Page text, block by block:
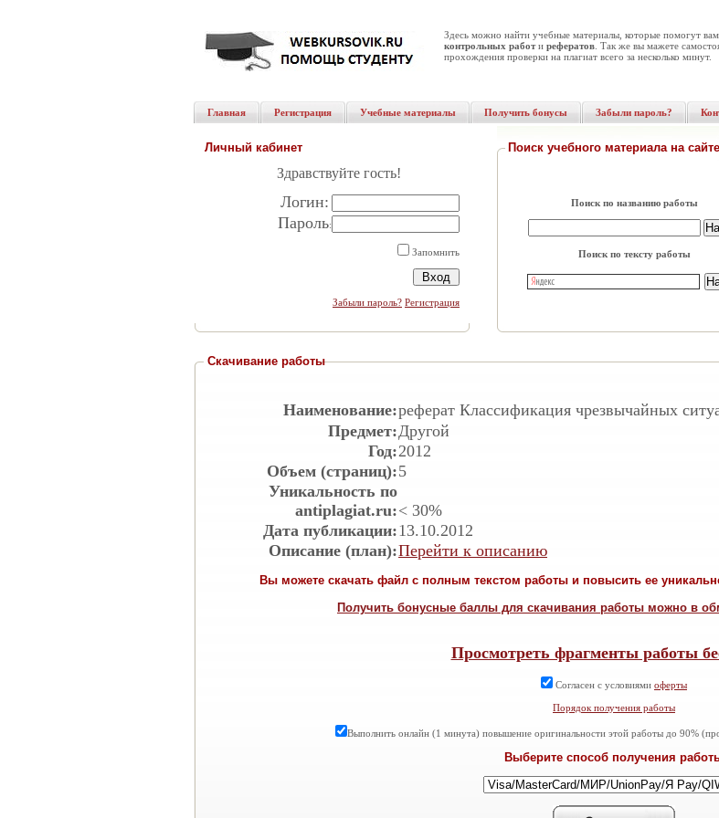
Здесь можно найти учебные материалы, которые помогут
контрольных работи рефератов . Так же вы мажете
прохождения проверки на плагиат всего за несколько минут.
Главная Регистрация Учебные материалы Получить бонусы Забыли пароль?
Личный кабинет
Здравствуйте гость!
Логин:
Пароль:
Запомнить
Забыли пароль? Регистрация
Поиск учебного материала на сайте
Поиск по названию работы
Поиск по тексту работы
Скачивание работы
Наименование:реферат Классификация чрезвычайных
Предмет:Другой
Год:2012
Объем (страниц):5
Уникальность по
antiplagiat.ru:< 30%
Дата публикации:13.10.2012
Описание (план):Перейти к описанию
Вы можете скачать файл с полным текстом работы и повысить ее
Получить бонусные баллы для скачивания работы можно в
Просмотреть фрагменты работы
Согласен с условиями оферты
Порядок получения работы
Выполнить онлайн (1 минута) повышение оригинальности этой работы до 90%
Выберите способ получения